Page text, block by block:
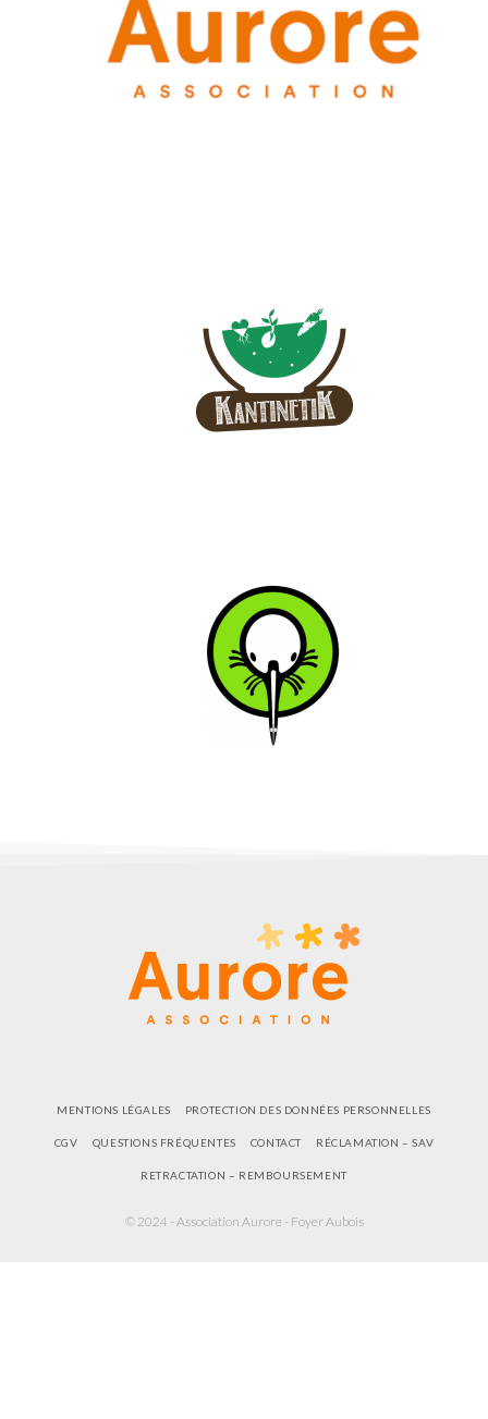
MENTIONS LÉGALES PROTECTION DES DONNÉES PERSONNELLES
CGV QUESTIONS FRÉQUENTES CONTACT RÉCLAMATION – SAV
RETRACTATION – REMBOURSEMENT
© 2024 - Association Aurore - Foyer Aubois